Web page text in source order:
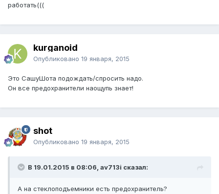
работать(((
kurganoid
Опубликовано 19 января, 2015
Это СашуШота подождать/спросить надо.
Он все предохранители наощупь знает!
shot
Опубликовано 19 января, 2015
В 19.01.2015 в 08:06, av713i сказал:
А на стеклоподъемники есть предохранитель?